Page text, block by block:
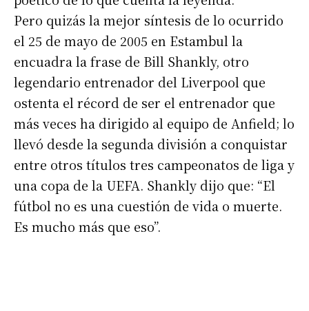
Pero quizás la mejor síntesis de lo ocurrido
el 25 de mayo de 2005 en Estambul la
encuadra la frase de Bill Shankly, otro
legendario entrenador del Liverpool que
ostenta el récord de ser el entrenador que
más veces ha dirigido al equipo de Anfield; lo
llevó desde la segunda división a conquistar
entre otros títulos tres campeonatos de liga y
una copa de la UEFA. Shankly dijo que: “El
fútbol no es una cuestión de vida o muerte.
Es mucho más que eso”.